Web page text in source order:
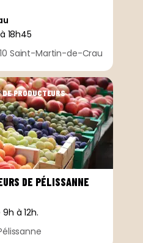
18h45
Saint-Martin-de-Crau
DE PÉLISSANNE
DE PRODUCTEURS
à 12h.